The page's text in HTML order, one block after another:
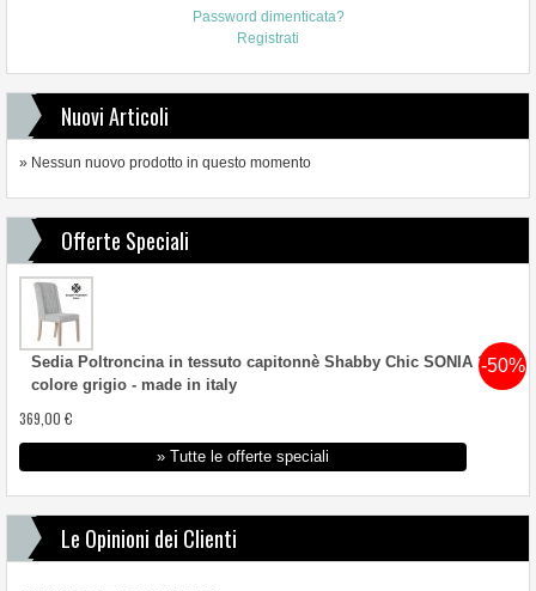
Password dimenticata?
Registrati
Nuovi Articoli
» Nessun nuovo prodotto in questo momento
Offerte Speciali
-50%
Sedia Poltroncina in tessuto capitonnè Shabby Chic SONIA 1
colore grigio - made in italy
369,00 €
» Tutte le offerte speciali
Le Opinioni dei Clienti